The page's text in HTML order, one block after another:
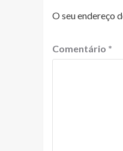
O seu endereço
Comentário *